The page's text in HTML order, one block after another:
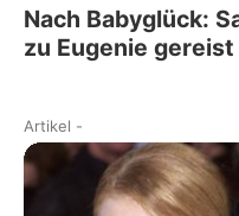
Nach Babyglück:
zu Eugenie gereist
Artikel -